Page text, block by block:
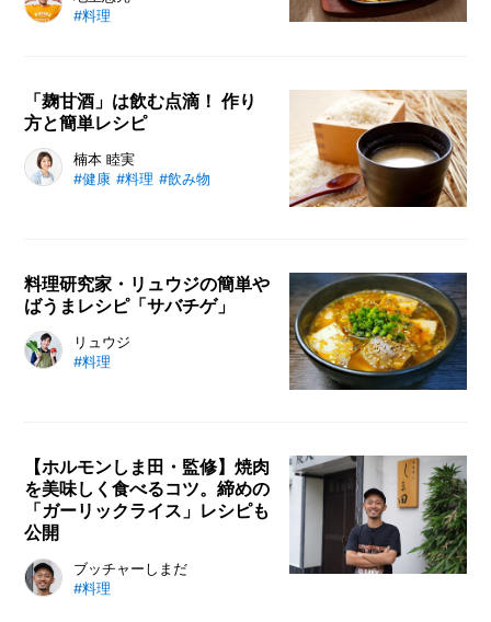
く、大満足できること請け合いで
ば「漬物」。とはいえ、自宅で漬物
宅で簡単に漬物を漬ける方法をご紹
介。基本となるシンプルな白菜の塩
漬けを作ります。さらに、それを使
って岐阜の郷土料理の一つ「漬物ス
#料理
「麹甘酒」は飲む点滴！ 作り
方と簡単レシピ
“飲む点滴”とも呼ばれ、健康飲料と
しても知られる甘酒。甘酒には2種
と、砂糖を溶かして甘みを足したも
の。アルコール、砂糖が含まれてい
るタイプです。縁日などで振る舞わ
れているものは、このタイプが多い
で、自然な甘みを感じられるもの。
アルコールや砂糖などは含まれてい
ないため、小さな子どもも安心して
飲めます。今回は、「麹甘酒」につ
いて詳しくご紹介します。
楠本 睦実
#健康 #料理 #飲み物
料理研究家・リュウジの簡単や
ばうまレシピ「サバチゲ」
料理研究家・リュウジさんのレシピ
連載。今回は、寒い日に芯から温ま
不要！ 帰りが遅くなった日でも、
爆速でお腹を満たすことができます
よ。ごはんを添えての一食にも、単
品でお酒のあてにもピッタリです！
リュウジ
#料理
【ホルモンしま田・監修】焼肉
を美味しく食べるコツ。締めの
「ガーリックライス」レシピも
公開
YouTubeで話題の焼肉店「ホルモ
ンしま田」の代表・ブッチャーしま
ブッチャーしまだ
#料理